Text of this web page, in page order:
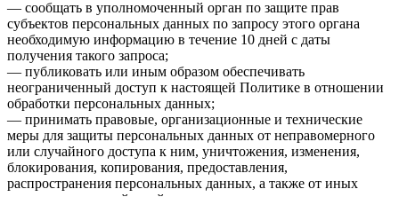
— сообщать в уполномоченный орган по защите прав
субъектов персональных данных по запросу этого органа
необходимую информацию в течение 10 дней с даты
получения такого запроса;
— публиковать или иным образом обеспечивать
неограниченный доступ к настоящей Политике в отношении
обработки персональных данных;
— принимать правовые, организационные и технические
меры для защиты персональных данных от неправомерного
или случайного доступа к ним, уничтожения, изменения,
блокирования, копирования, предоставления,
распространения персональных данных, а также от иных